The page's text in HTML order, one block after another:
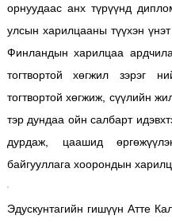
орнуудаас анх түрүүнд
улсын харилцааны түүхэн
Финландын харилцаа
тогтвортой хөгжил зэрэг
тогтвортой хөгжиж, сүүлийн
тэр дундаа ойн салбарт
дурдаж, цаашид
байгууллага хоорондын
Эдускунтагийн гишүүн Атте